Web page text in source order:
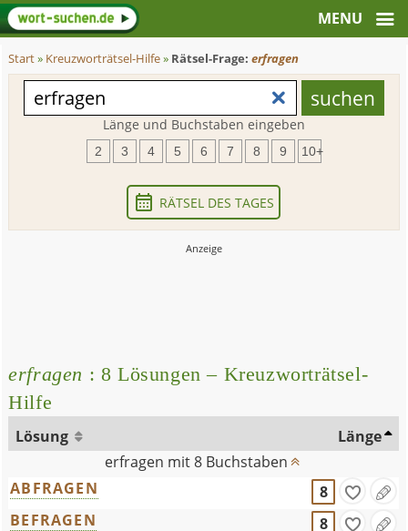
Start» Kreuzworträtsel-Hilfe» Rätsel-Frage:erfragen
Länge und Buchstaben eingeben
2 3 4 5 6 7 8 9 10+
RÄTSEL DES TAGES
erfragen : 8 Lösungen – Kreuzworträtsel-
Hilfe
Lösung
Länge
erfragen mit 8 Buchstaben
ABFRAGEN
8
BEFRAGEN
8